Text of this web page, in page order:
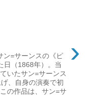
›
ン=サーンスの《ピ
日（1868年）。当
いたサン=サーンス
、自身の演奏で初
の作品は、サン=サ